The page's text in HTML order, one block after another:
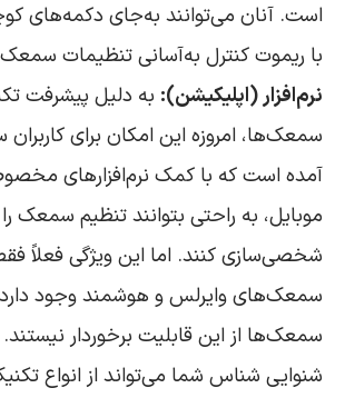
است. آنان می‌توانند به‌جای دکمه‌های
با ریموت کنترل به‌آسانی تنظیمات سمعک
نرم‌افزار (اپلیکیشن): به دلیل پیشرفت
سمعک‌ها، امروزه این امکان برای
آمده است که با کمک نرم‌افزارهای
موبایل، به راحتی بتوانند تنظیم سمعک
شخصی‌سازی کنند. اما این ویژگی فعلاً
سمعک‌های وایرلس و هوشمند وجود
سمعک‌ها از این قابلیت برخوردار نیستند.
شنوایی شناس شما می‌تواند از انواع